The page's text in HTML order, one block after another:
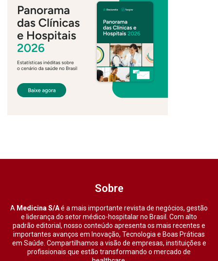
Sobre
A Medicina S/Aé a mais importante revista de negócios, gestão
e liderança do setor médico-hospitalar no Brasil. Com alto
padrão editorial, nosso conteúdo apresenta os mais recentes e
importantes avanços em Inovação, Tecnologia e Boas Práticas
em Saúde. Compartilhamos a visão de empresas, instituições e
profissionais que estão transformando o mercado de